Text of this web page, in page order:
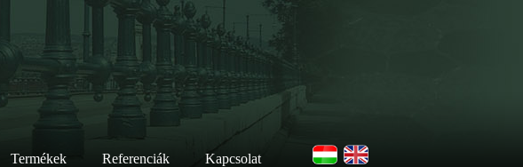
Termékek Referenciák Kapcsolat